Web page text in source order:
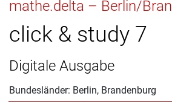
mathe.delta – Berlin/
click & study 7
Digitale Ausgabe
Bundesländer: Berlin, Brandenburg